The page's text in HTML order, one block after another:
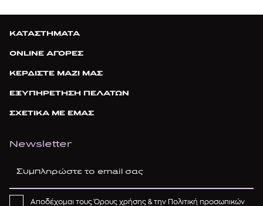
ΚΑΤΑΣΤΗΜΑΤΑ
ONLINE ΑΓΟΡΕΣ
ΚΕΡΔΙΣΤΕ ΜΑΖΙ ΜΑΣ
ΕΞΥΠΗΡΕΤΗΣΗ ΠΕΛΑΤΩΝ
ΣΧΕΤΙΚΑ ΜΕ ΕΜΑΣ
Newsletter
Αποδέχομαι τουςΌρους χρήσης & την Πολιτική προσωπικών